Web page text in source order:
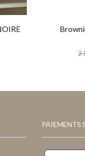
2
PAIEMENTS